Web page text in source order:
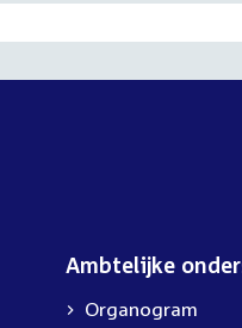
Ambtelijke
Organogram